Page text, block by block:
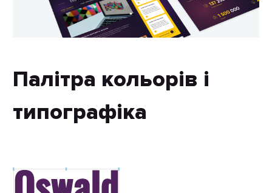
Палітра кольорів і
типографіка